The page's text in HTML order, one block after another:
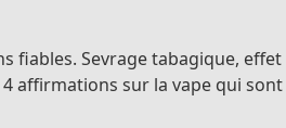
fiables. Sevrage tabagique, effet
affirmations sur la vape qui sont